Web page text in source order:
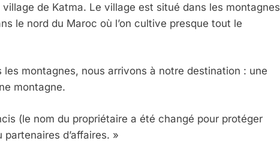
de Katma. Le village est situé dans les montagnes
le nord du Maroc où l’on cultive presque tout le
montagnes, nous arrivons à notre destination : une
montagne.
(le nom du propriétaire a été changé pour protéger
d’affaires. »